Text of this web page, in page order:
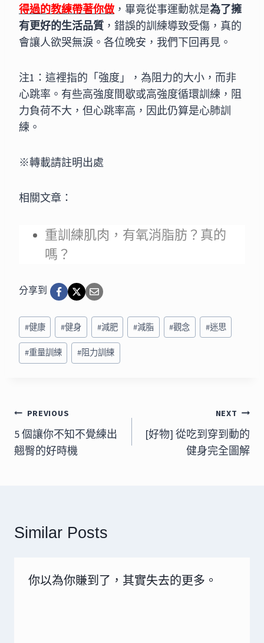
得過的教練帶著你做 ，畢竟從事運動就是為了擁
有更好的生活品質 ，錯誤的訓練導致受傷，真的
會讓人欲哭無淚。各位晚安，我們下回再見。
注1：這裡指的「強度」，為阻力的大小，而非
心跳率。有些高強度間歇或高強度循環訓練，阻
力負荷不大，但心跳率高，因此仍算是心肺訓
練。
※轉載請註明出處
相關文章：
重訓練肌肉，有氧消脂肪？真的
嗎？
分享到
Post
Tags:
#健康 #健身 #減肥 #減脂 #觀念 #迷思
#重量訓練 #阻力訓練
文
章
導
PREVIOUS
5 個讓你不知不覺練出
翹臀的好時機
NEXT
[好物] 從吃到穿到動的
健身完全圖解
Similar Posts
你以為你賺到了，其實失去的更多。